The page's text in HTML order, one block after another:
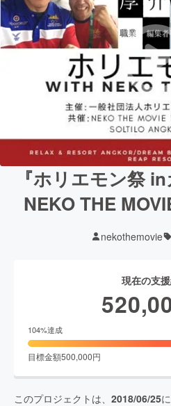
『ホリエモン祭
NEKO THE
nekothemovie
現在の支
104%達成
目標金額500,000円
このプロジェクトは、 2018/06/25